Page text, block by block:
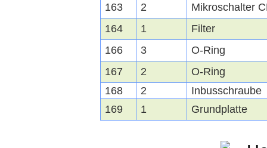
163
2
Mikroschalter
164
1
Filter
166
3
O-Ring
167
2
O-Ring
168
2
Inbusschraube
169
1 Grundplatte